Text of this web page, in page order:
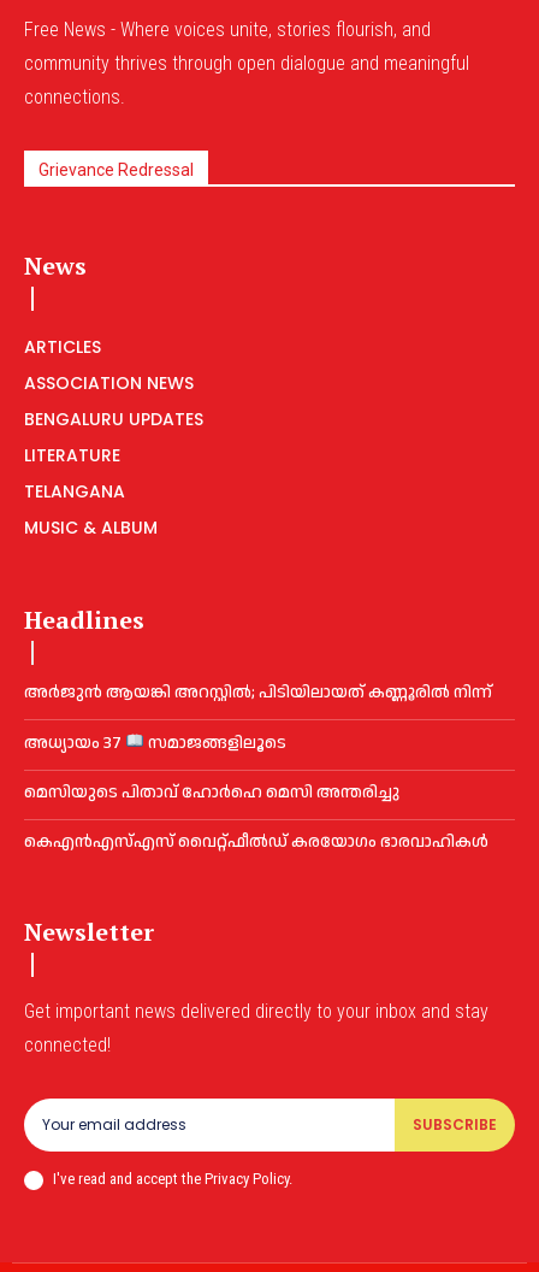
Free News - Where voices unite, stories flourish, and
community thrives through open dialogue and meaningful
connections.
Grievance Redressal
News
ARTICLES
ASSOCIATION NEWS
BENGALURU UPDATES
LITERATURE
TELANGANA
MUSIC & ALBUM
Headlines
അ​ർ​ജു​ൻ ആ​യ​ങ്കി അ​റ​സ്റ്റി​ൽ; പി​ടി​യി​ലാ​യ​ത് ക​ണ്ണൂ​രി​ൽ നി​ന്ന്
അധ്യായം 37 സമാജങ്ങളിലൂടെ
മെ​സിയുടെ പിതാവ് ഹോർഹെ മെ​സി അന്തരിച്ചു
കെഎൻഎസ്എസ് വൈറ്റ്ഫീൽഡ് കരയോഗം ഭാരവാഹികള്‍
Newsletter
Get important news delivered directly to your inbox and stay
connected!
SUBSCRIBE
I've read and accept the Privacy Policy.